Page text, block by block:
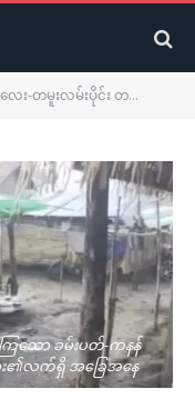
မ်းပိုင်း တကျော့ပြန်တိုက်ပွဲကြောင့် အိန္ဒိယနယ်စပ်ဘက် စစ်ရှောင်ကြသောပြည်သူများ အကူအညီလိုအပ်နေ
သော ခမ်းပတ်-ကနန်
း၏လက်ရှိ အခြေအနေ